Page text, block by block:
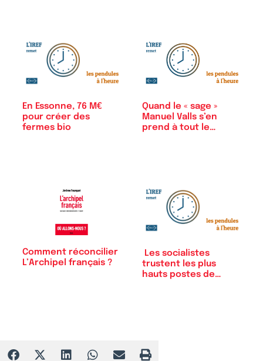
En Essonne, 76 M€
pour créer des
fermes bio
Quand le « sage »
Manuel Valls s’en
prend à tout le
Comment réconcilier
L’Archipel français ?
Les socialistes
trustent les plus
hauts postes de…